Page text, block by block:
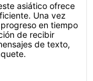
asiático ofrece
Una vez
en tiempo
de recibir
de texto,